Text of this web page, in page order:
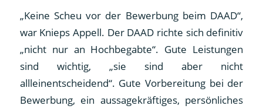
„Keine Scheu vor der Bewerbung beim DAAD“,
war Knieps Appell. Der DAAD richte sich definitiv
„nicht nur an Hochbegabte“. Gute Leistungen
sind wichtig, „sie sind aber nicht
allleinentscheidend“. Gute Vorbereitung bei der
Bewerbung, ein aussagekräftiges, persönliches